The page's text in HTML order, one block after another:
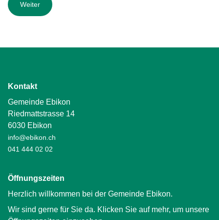
Kontakt
Gemeinde Ebikon
Riedmattstrasse 14
6030 Ebikon
info@ebikon.ch
041 444 02 02
Öffnungszeiten
Herzlich willkommen bei der Gemeinde Ebikon.
Wir sind gerne für Sie da. Klicken Sie auf mehr, um unsere